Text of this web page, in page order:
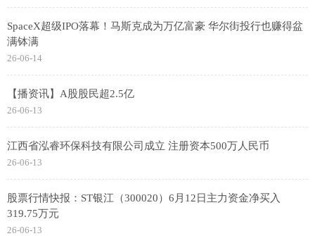
SpaceX超级IPO落幕！马斯克成为万亿富豪 华尔街投行也赚得盆
满钵满
26-06-14
【播资讯】A股股民超2.5亿
26-06-13
江西省泓睿环保科技有限公司成立 注册资本500万人民币
26-06-13
股票行情快报：ST银江（300020）6月12日主力资金净买入
319.75万元
26-06-13